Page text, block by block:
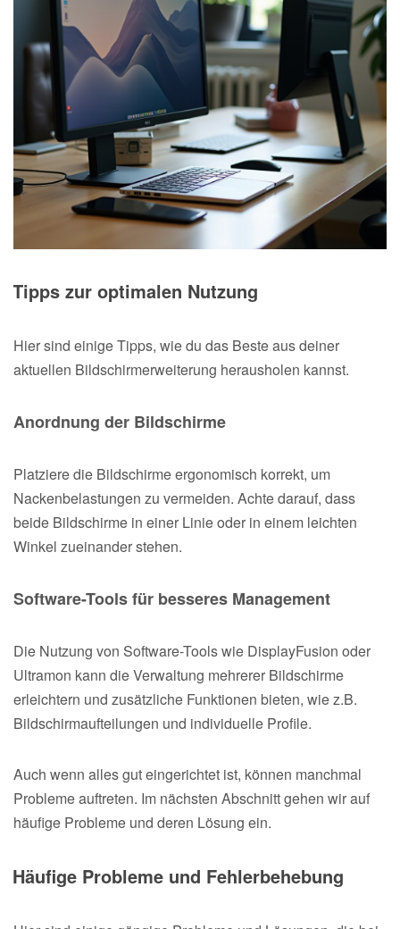
Tipps zur optimalen Nutzung
Hier sind einige Tipps, wie du das Beste aus deiner
aktuellen Bildschirmerweiterung herausholen kannst.
Anordnung der Bildschirme
Platziere die Bildschirme ergonomisch korrekt, um
Nackenbelastungen zu vermeiden. Achte darauf, dass
beide Bildschirme in einer Linie oder in einem leichten
Winkel zueinander stehen.
Software-Tools für besseres Management
Die Nutzung von Software-Tools wie DisplayFusion oder
Ultramon kann die Verwaltung mehrerer Bildschirme
erleichtern und zusätzliche Funktionen bieten, wie z.B.
Bildschirmaufteilungen und individuelle Profile.
Auch wenn alles gut eingerichtet ist, können manchmal
Probleme auftreten. Im nächsten Abschnitt gehen wir auf
häufige Probleme und deren Lösung ein.
Häufige Probleme und Fehlerbehebung